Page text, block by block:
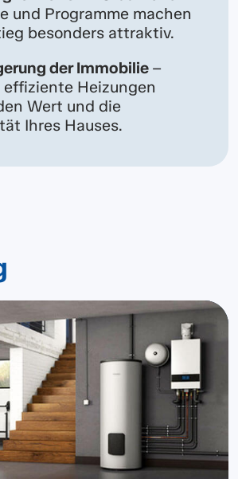
und Programme machen
besonders attraktiv.
der Immobilie –
effiziente Heizungen
Wert und die
Ihres Hauses.